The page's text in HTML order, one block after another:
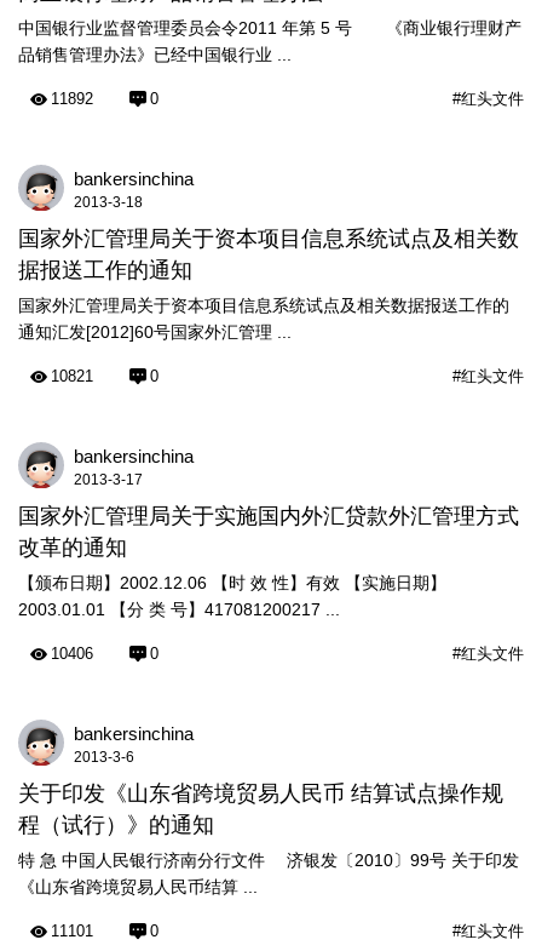
中国银行业监督管理委员会令2011 年第 5 号 《商业银行理财产
品销售管理办法》已经中国银行业 ...
#红头文件
11892 0
bankersinchina
2013-3-18
国家外汇管理局关于资本项目信息系统试点及相关数
据报送工作的通知
国家外汇管理局关于资本项目信息系统试点及相关数据报送工作的
通知汇发[2012]60号国家外汇管理 ...
#红头文件
10821 0
bankersinchina
2013-3-17
国家外汇管理局关于实施国内外汇贷款外汇管理方式
改革的通知
【颁布日期】2002.12.06 【时 效 性】有效 【实施日期】
2003.01.01 【分 类 号】417081200217 ...
#红头文件
10406 0
bankersinchina
2013-3-6
关于印发《山东省跨境贸易人民币 结算试点操作规
程（试行）》的通知
特 急 中国人民银行济南分行文件 济银发〔2010〕99号 关于印发
《山东省跨境贸易人民币结算 ...
#红头文件
11101 0